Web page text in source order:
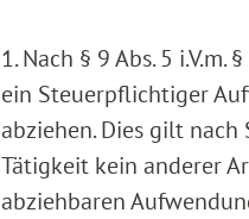
1. Nach § 9 Abs. 5 i.V.m.
ein Steuerpflichtiger
abziehen. Dies gilt
Tätigkeit kein anderer
abziehbaren